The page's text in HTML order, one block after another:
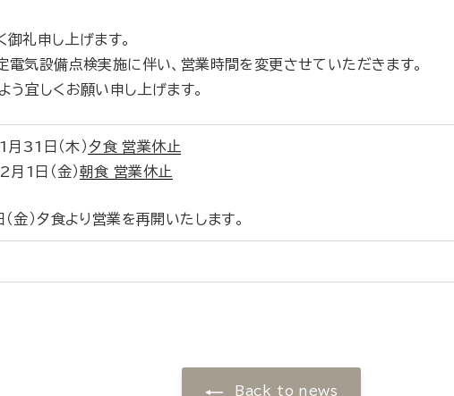
礼申し上げます。
電気設備点検実施に伴い、営業時間を変更させていただきます。
宜しくお願い申し上げます。
31日（木）夕食 営業休止
1日（金）朝食 営業休止
金）夕食より営業を再開いたします。
Back to news